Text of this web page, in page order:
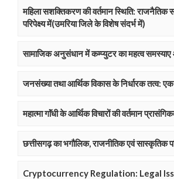
महिला सशक्तिकरण की वर्तमान स्थिति:
परिपेक्ष्य में(उमरिया जिले के विशेष संदर्भ में)
सामाजिक अनुसंधान में कम्प्युटर का महत्व
जनसंख्या तथा आर्थिक विकास के निर्धारक तत्व:
महात्मा गाॅंधी के आर्थिक विचारों की वर्तमान
छत्तीसगढ़ का भगौलिक, राजनीतिक एवं सास्कृतिक
Cryptocurrency Regulation: Legal